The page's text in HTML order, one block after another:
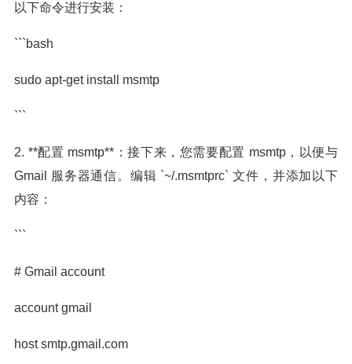
以下命令进行安装：
```bash
sudo apt-get install msmtp
```
2. **配置 msmtp**：接下来，您需要配置 msmtp，以便与
Gmail 服务器通信。编辑 `~/.msmtprc` 文件，并添加以下
内容：
```
# Gmail account
account gmail
host smtp.gmail.com